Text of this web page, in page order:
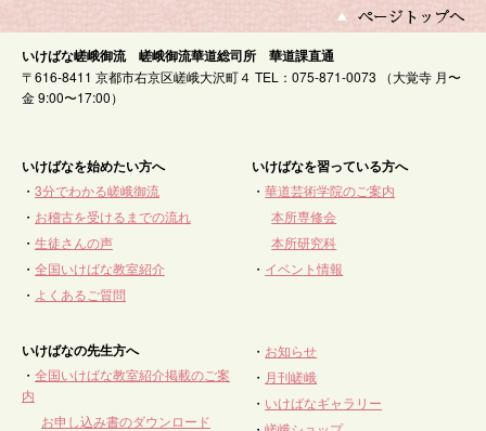
いけばな嵯峨御流 嵯峨御流華道総司所 華道課直通
〒616-8411 京都市右京区嵯峨大沢町４ TEL：075-871-0073 （大覚寺 月〜
金 9:00〜17:00）
いけばなを始めたい方へ
・ 3分でわかる嵯峨御流
・ お稽古を受けるまでの流れ
・ 生徒さんの声
・ 全国いけばな教室紹介
・ よくあるご質問
いけばなを習っている方へ
・華道芸術学院のご案内
本所専修会
本所研究科
・ イベント情報
いけばなの先生方へ
・ 全国いけばな教室紹介掲載のご案
内
お申し込み書のダウンロード
・ お知らせ
・ 月刊嵯峨
・ いけばなギャラリー